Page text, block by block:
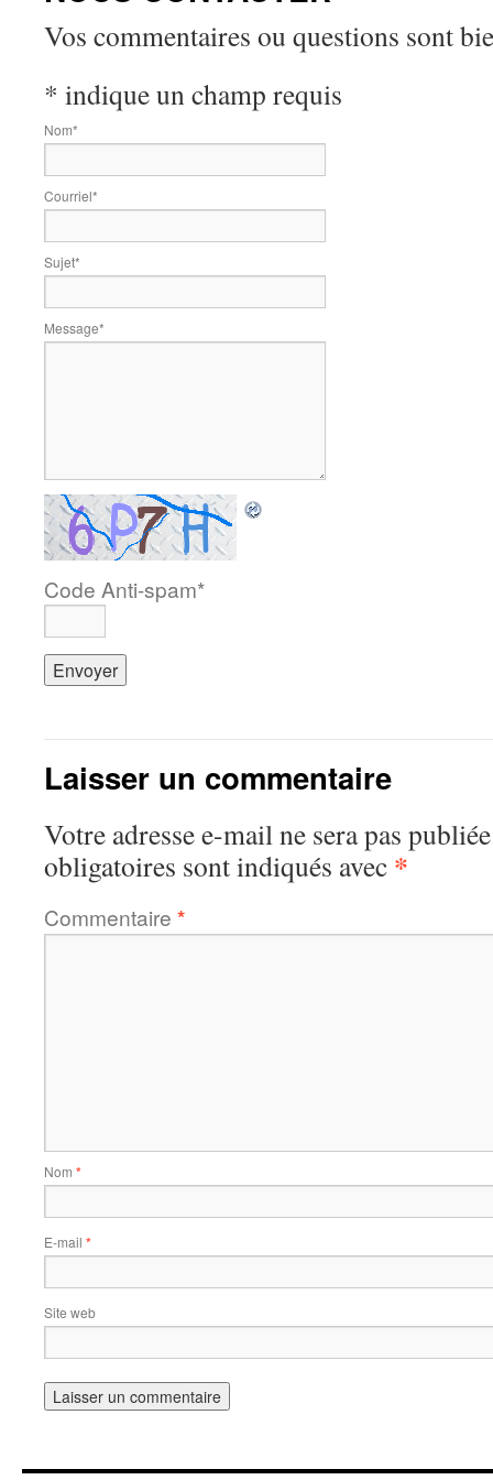
Vos commentaires ou questions sont
* indique un champ requis
Nom*
Courriel*
Sujet*
Message*
Code Anti-spam*
Laisser un commentaire
Votre adresse e-mail ne sera pas
obligatoires sont indiqués avec *
Commentaire *
Nom *
E-mail *
Site web